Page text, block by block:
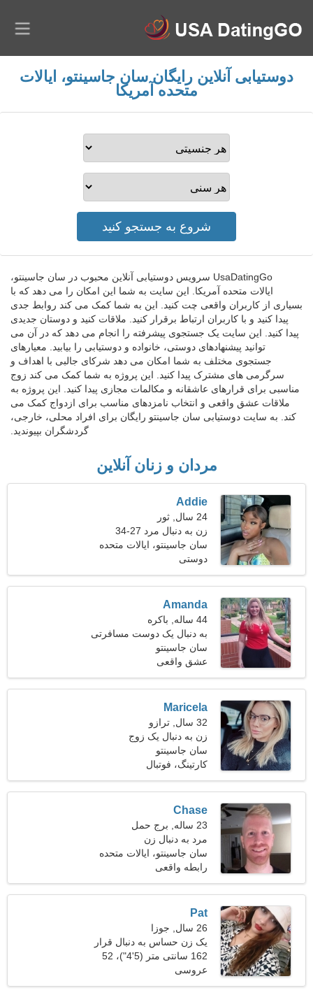
دوستیابی آنلاین رایگان سان جاسینتو، ایالات
متحده آمریکا
UsaDatingGo سرویس دوستیابی آنلاین محبوب در سان جاسینتو،
ایالات متحده آمریکا. این سایت به شما این امکان را می دهد که با
بسیاری از کاربران واقعی چت کنید. این به شما کمک می کند روابط جدی
پیدا کنید و با کاربران ارتباط برقرار کنید. ملاقات کنید و دوستان جدیدی
پیدا کنید. این سایت یک جستجوی پیشرفته را انجام می دهد که در آن می
توانید پیشنهادهای دوستی، خانواده و دوستیابی را بیابید. معیارهای
جستجوی مختلف به شما امکان می دهد شرکای جالبی با اهداف و
سرگرمی های مشترک پیدا کنید. این پروژه به شما کمک می کند زوج
مناسبی برای قرارهای عاشقانه و مکالمات مجازی پیدا کنید. این پروژه به
ملاقات عشق واقعی و انتخاب نامزدهای مناسب برای ازدواج کمک می
کند. به سایت دوستیابی سان جاسینتو رایگان برای افراد محلی، خارجی،
گردشگران بپیوندید.
مردان و زنان آنلاین
Addie
24 سال, ثور
زن به دنبال مرد 27-34
سان جاسینتو، ایالات متحده
آمریکا
دوستی
Amanda
44 ساله, باکره
به دنبال یک دوست مسافرتی
عضلانی هستم
سان جاسینتو
عشق واقعی
Maricela
32 سال, ترازو
زن به دنبال یک زوج
سان جاسینتو
کارتینگ، فوتبال
Chase
23 ساله, برج حمل
مرد به دنبال زن
سان جاسینتو، ایالات متحده
آمریکا
رابطه واقعی
Pat
26 سال, جوزا
یک زن حساس به دنبال قرار
ملاقات است
162 سانتی متر (5'4")، 52
کیلوگرم (114 پوند)
عروسی